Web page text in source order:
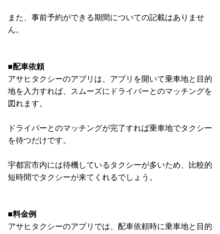
また、事前予約ができる期間についての記載はありませ
ん。
■配車依頼
アサヒタクシーのアプリは、アプリを開いて乗車地と目的
地を入力すれば、スムーズにドライバーとのマッチングを
図れます。
ドライバーとのマッチングが完了すれば乗車地でタクシー
を待つだけです。
宇都宮市内には待機しているタクシーが多いため、比較的
短時間でタクシーが来てくれるでしょう。
■料金例
アサヒタクシーのアプリでは、配車依頼時に乗車地と目的